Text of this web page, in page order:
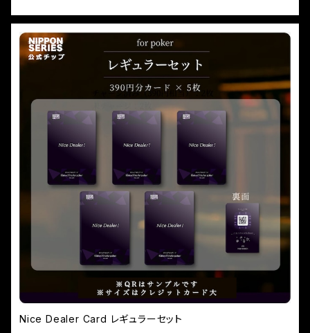
Nice Dealer Card レギュラーセット